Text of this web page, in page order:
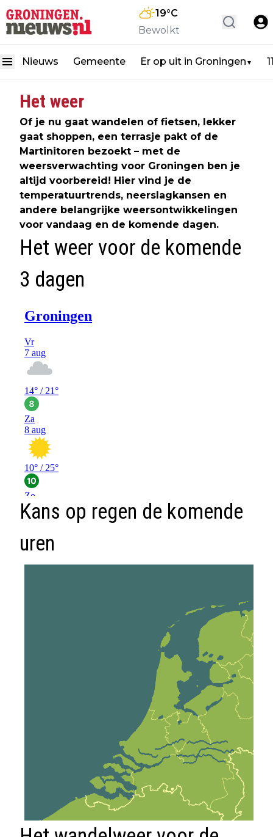
19°C
Bewolkt
Nieuws Gemeente Er op uit in Groningen ▼
Het weer
Of je nu gaat wandelen of fietsen, lekker
gaat shoppen, een terrasje pakt of de
Martinitoren bezoekt – met de
weersverwachting voor Groningen ben je
altijd voorbereid! Hier vind je de
temperatuurtrends, neerslagkansen en
andere belangrijke weersontwikkelingen
voor vandaag en de komende dagen.
Het weer voor de komende
3 dagen
Kans op regen de komende
uren